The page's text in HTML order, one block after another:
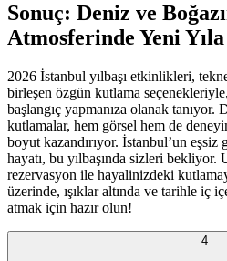
Sonuç: Deniz ve
Atmosferinde Yeni
2026 İstanbul yılbaşı etkinlikleri,
birleşen özgün kutlama
başlangıç yapmanıza olanak tanıyor.
kutlamalar, hem görsel hem de
boyut kazandırıyor. İstanbul’un
hayatı, bu yılbaşında sizleri bekliyor.
rezervasyon ile hayalinizdeki
üzerinde, ışıklar altında ve tarihle iç
atmak için hazır olun!
4